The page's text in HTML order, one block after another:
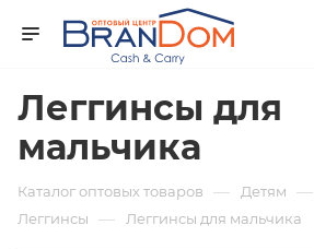
Леггинсы для
мальчика
Каталог оптовых товаров — Детям —
Леггинсы — Леггинсы для мальчика